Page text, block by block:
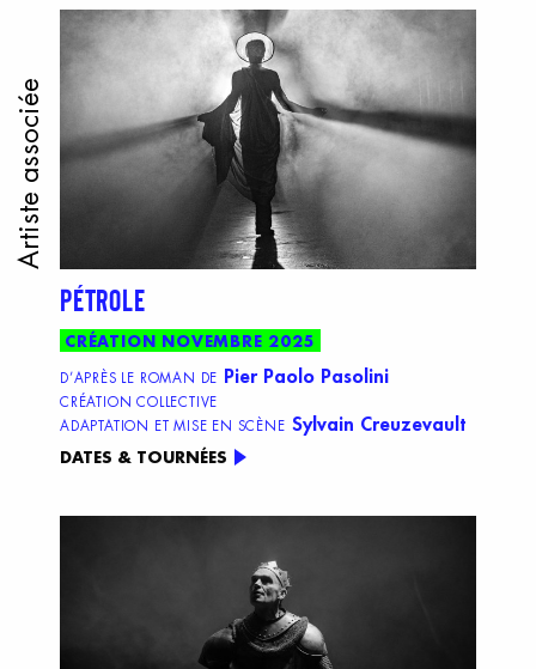
Artiste associée
PÉTROLE
CRÉATION NOVEMBRE 2025
D’APRÈS LE ROMAN DE Pier Paolo Pasolini
CRÉATION COLLECTIVE
ADAPTATION ET MISE EN SCÈNE Sylvain Creuzevault
DATES & TOURNÉES